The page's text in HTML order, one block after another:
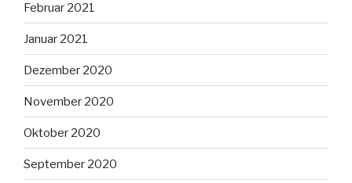
Februar 2021
Januar 2021
Dezember 2020
November 2020
Oktober 2020
September 2020